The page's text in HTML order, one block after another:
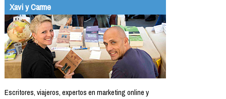
Xavi y Carme
Escritores, viajeros, expertos en marketing online y